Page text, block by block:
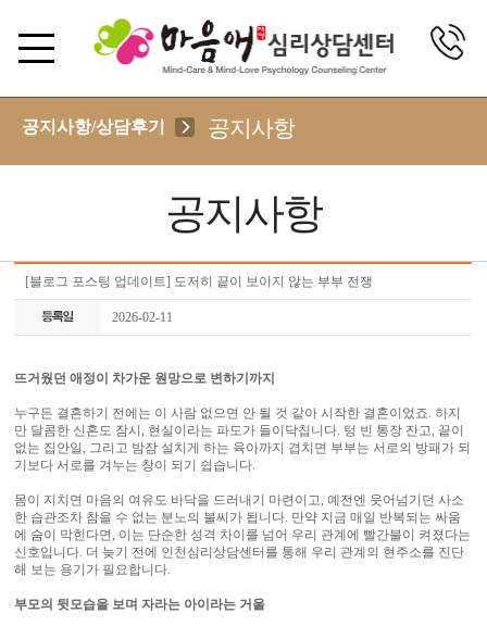
공지사항/상담후기 공지사항
공지사항
[블로그 포스팅 업데이트] 도저히 끝이 보이지 않는 부부 전쟁
2026-02-11
뜨거웠던 애정이 차가운 원망으로 변하기까지
누구든 결혼하기 전에는 이 사람 없으면 안 될 것 같아 시작한 결혼이었죠. 하지
만 달콤한 신혼도 잠시, 현실이라는 파도가 들이닥칩니다. 텅 빈 통장 잔고, 끝이
없는 집안일, 그리고 밤잠 설치게 하는 육아까지 겹치면 부부는 서로의 방패가 되
기보다 서로를 겨누는 창이 되기 쉽습니다. ​
몸이 지치면 마음의 여유도 바닥을 드러내기 마련이고, 예전엔 웃어넘기던 사소
한 습관조차 참을 수 없는 분노의 불씨가 됩니다. 만약 지금 매일 반복되는 싸움
에 숨이 막힌다면, 이는 단순한 성격 차이를 넘어 우리 관계에 빨간불이 켜졌다는
신호입니다. 더 늦기 전에 인천심리상담센터를 통해 우리 관계의 현주소를 진단
해 보는 용기가 필요합니다.
부모의 뒷모습을 보며 자라는 아이라는 거울